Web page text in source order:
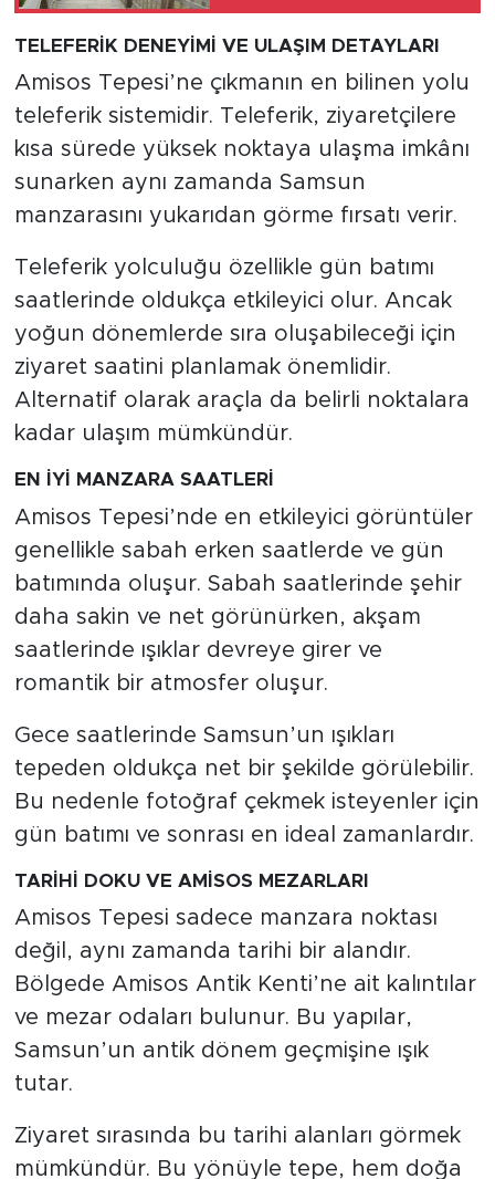
TELEFERİK DENEYİMİ VE ULAŞIM DETAYLARI
Amisos Tepesi’ne çıkmanın en bilinen yolu
teleferik sistemidir. Teleferik, ziyaretçilere
kısa sürede yüksek noktaya ulaşma imkânı
sunarken aynı zamanda Samsun
manzarasını yukarıdan görme fırsatı verir.
Teleferik yolculuğu özellikle gün batımı
saatlerinde oldukça etkileyici olur. Ancak
yoğun dönemlerde sıra oluşabileceği için
ziyaret saatini planlamak önemlidir.
Alternatif olarak araçla da belirli noktalara
kadar ulaşım mümkündür.
EN İYİ MANZARA SAATLERİ
Amisos Tepesi’nde en etkileyici görüntüler
genellikle sabah erken saatlerde ve gün
batımında oluşur. Sabah saatlerinde şehir
daha sakin ve net görünürken, akşam
saatlerinde ışıklar devreye girer ve
romantik bir atmosfer oluşur.
Gece saatlerinde Samsun’un ışıkları
tepeden oldukça net bir şekilde görülebilir.
Bu nedenle fotoğraf çekmek isteyenler için
gün batımı ve sonrası en ideal zamanlardır.
TARİHİ DOKU VE AMİSOS MEZARLARI
Amisos Tepesi sadece manzara noktası
değil, aynı zamanda tarihi bir alandır.
Bölgede Amisos Antik Kenti’ne ait kalıntılar
ve mezar odaları bulunur. Bu yapılar,
Samsun’un antik dönem geçmişine ışık
tutar.
Ziyaret sırasında bu tarihi alanları görmek
mümkündür. Bu yönüyle tepe, hem doğa